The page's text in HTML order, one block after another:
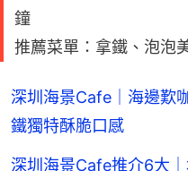
鐘
推薦菜單：拿鐵、泡泡
深圳海景Cafe｜海邊歎
鐵獨特酥脆口感
深圳海景Cafe推介6大